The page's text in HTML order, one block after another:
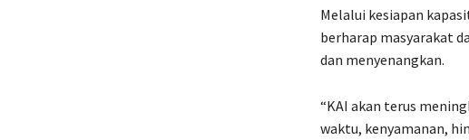
Melalui kesiapan
berharap masyarakat
dan menyenangkan.
“KAI akan terus
waktu, kenyamanan,